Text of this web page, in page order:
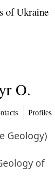
of Ukraine
O.
Profiles
Geology)
of